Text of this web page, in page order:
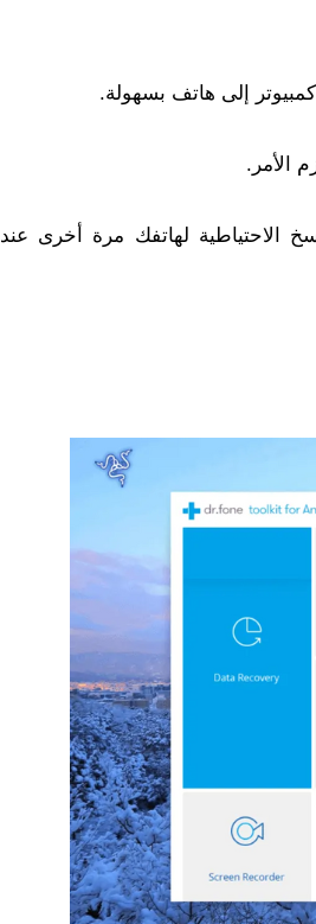
الاحتياطية لهاتفك مرة أخرى عند